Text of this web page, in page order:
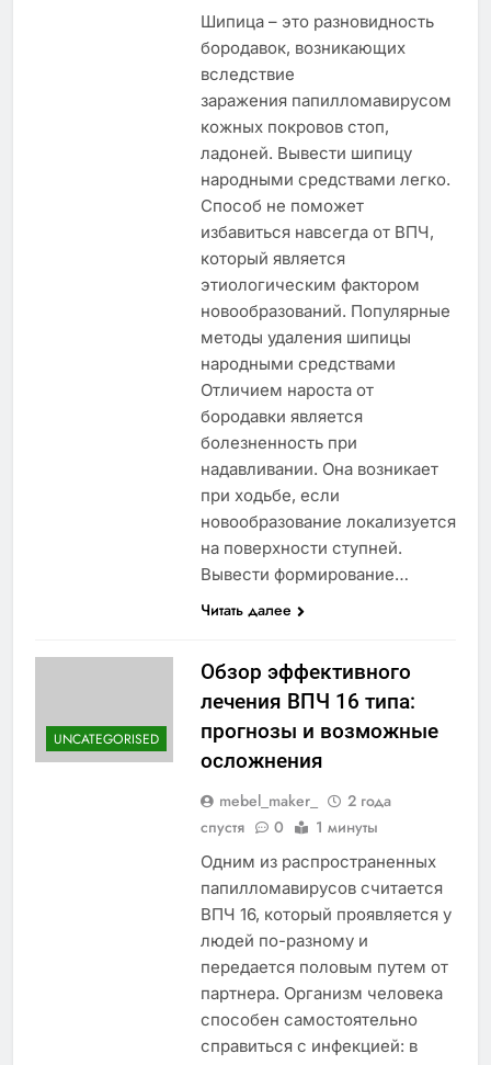
Шипица – это разновидность
бородавок, возникающих
вследствие
заражения папилломавирусом
кожных покровов стоп,
ладоней. Вывести шипицу
народными средствами легко.
Способ не поможет
избавиться навсегда от ВПЧ,
который является
этиологическим фактором
новообразований. Популярные
методы удаления шипицы
народными средствами
Отличием нароста от
бородавки является
болезненность при
надавливании. Она возникает
при ходьбе, если
новообразование локализуется
на поверхности ступней.
Вывести формирование…
Читать далее
UNCATEGORISED
Обзор эффективного
лечения ВПЧ 16 типа:
прогнозы и возможные
осложнения
mebel_maker_
2 года
спустя
0 1 минуты
Одним из распространенных
папилломавирусов считается
ВПЧ 16, который проявляется у
людей по-разному и
передается половым путем от
партнера. Организм человека
способен самостоятельно
справиться с инфекцией: в